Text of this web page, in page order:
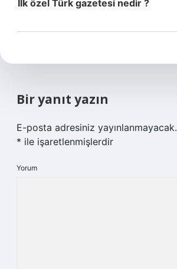
Ilk özel Türk gazetesi nedir ?
Bir yanıt yazın
E-posta adresiniz yayınlanmayacak.
* ile işaretlenmişlerdir
Yorum